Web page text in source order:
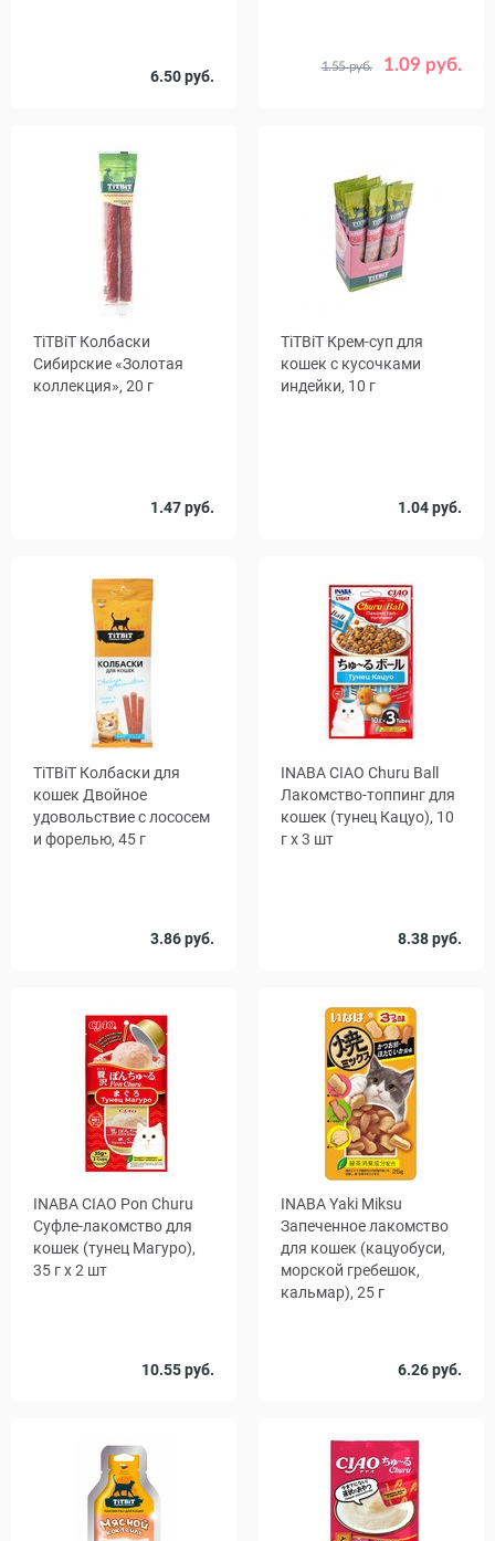
6.50 руб.
40
1.09 руб.
1.55 руб.
Количество
1 45
TiTBiT Колбаски
Сибирские «Золотая
коллекция», 20 г
1.47 руб.
TiTBiT Крем-суп для
кошек с кусочками
индейки, 10 г
1.04 руб.
1 16
TiTBiT Колбаски для
кошек Двойное
удовольствие с лососем
и форелью, 45 г
3.86 руб.
INABA CIAO Churu Ball
Лакомство-топпинг для
кошек (тунец Кацуо), 10
г x 3 шт
8.38 руб.
1 48
INABA CIAO Pon Churu
Суфле-лакомство для
кошек (тунец Магуро),
35 г x 2 шт
10.55 руб.
1 48
INABA Yaki Miksu
Запеченное лакомство
для кошек (кацуобуси,
морской гребешок,
кальмар), 25 г
6.26 руб.
1 48